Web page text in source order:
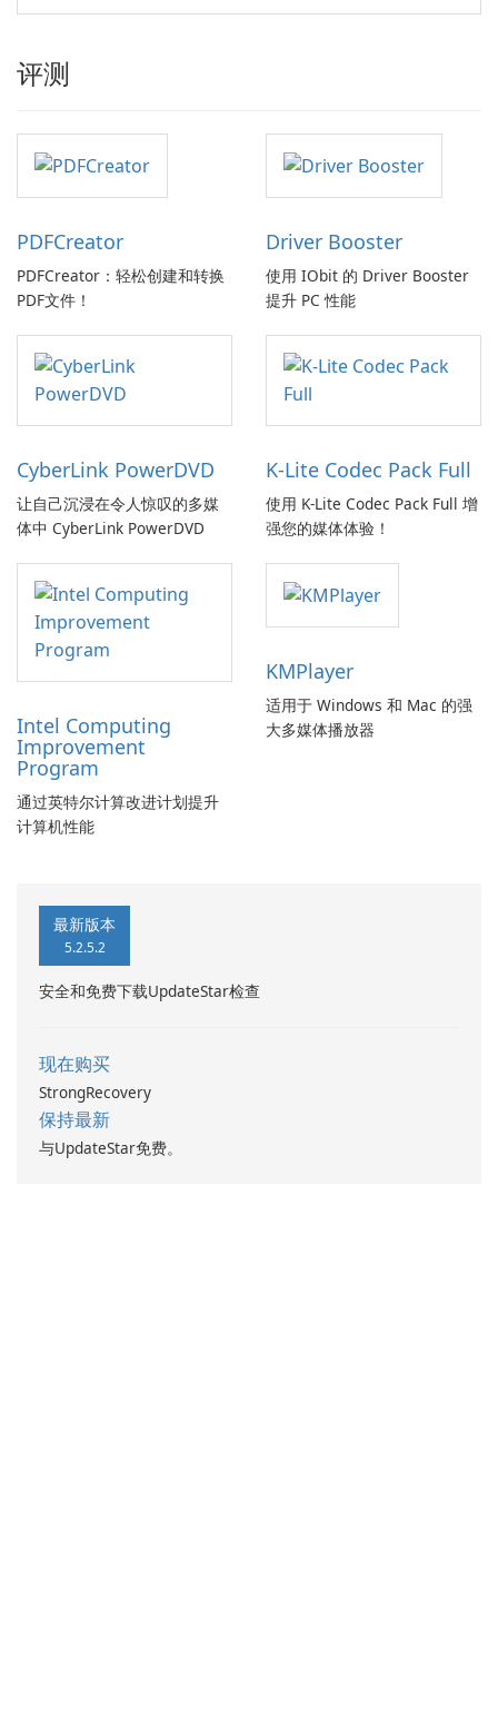
评测
PDFCreator
PDFCreator：轻松创建和转换
PDF文件！
Driver Booster
使用 IObit 的 Driver Booster
提升 PC 性能
CyberLink PowerDVD
让自己沉浸在令人惊叹的多媒
体中 CyberLink PowerDVD
K-Lite Codec Pack Full
使用 K-Lite Codec Pack Full 增
强您的媒体体验！
Intel Computing
Improvement
Program
通过英特尔计算改进计划提升
计算机性能
KMPlayer
适用于 Windows 和 Mac 的强
大多媒体播放器
最新版本
5.2.5.2
安全和免费下载UpdateStar检查
现在购买
StrongRecovery
保持最新
与UpdateStar免费。